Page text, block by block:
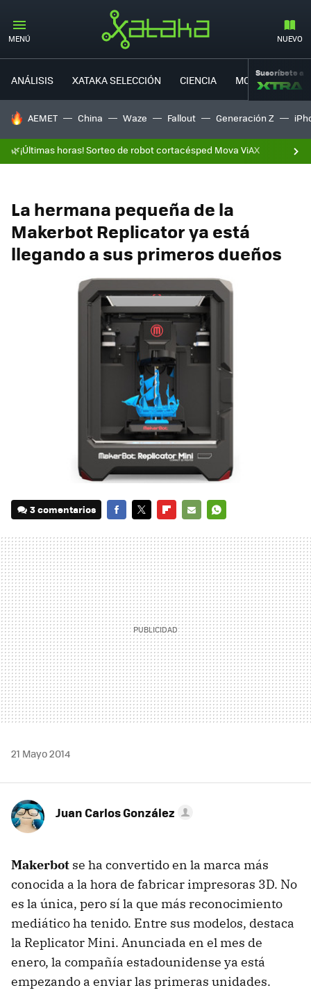
MENÚ NUEVO
ANÁLISIS XATAKA SELECCIÓN CIENCIA MOVILIDAD
Suscríbete a
HOY SE HABLA DE
AEMET China Waze Fallout Generación Z
🌿¡Últimas horas! Sorteo de robot cortacésped Mova ViAX
La hermana pequeña de la
Makerbot Replicator ya está
llegando a sus primeros dueños
3 comentarios
MAIL
21 Mayo 2014
Juan Carlos González
Makerbot se ha convertido en la marca más
conocida a la hora de fabricar impresoras 3D. No
es la única, pero sí la que más reconocimiento
mediático ha tenido. Entre sus modelos, destaca
la Replicator Mini. Anunciada en el mes de
enero, la compañía estadounidense ya está
empezando a enviar las primeras unidades.